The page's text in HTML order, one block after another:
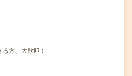
方、大歓迎！